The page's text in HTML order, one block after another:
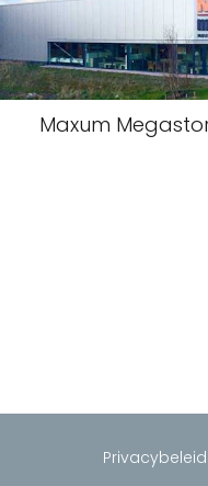
Maxum
Privacybeleid